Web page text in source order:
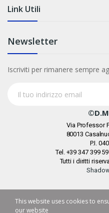
Link Utili
Newsletter
Iscriviti per rimanere sempre
Via Professor
80013
P.I.
Tel. +39 347 399
Tutti i diritti
This website uses cookies to
our website